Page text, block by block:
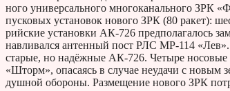
но­го уни­вер­саль­но­го мно­го­ка­наль­но­го ЗРК
пус­ко­вых уста­но­вок но­во­го ЗРК (80 ракет):
рий­ские уста­нов­ки АК-726 пред­по­ла­га­лось
нав­ли­вал­ся ан­тен­ный пост РЛС МР-114 «Лев».
ста­рые, но на­дёж­ные АК-726. Че­ты­ре но­со­вые
«Шторм», опа­са­ясь в слу­чае неуда­чи с новым
душ­ной обо­ро­ны. Раз­ме­ще­ние но­во­го ЗРК